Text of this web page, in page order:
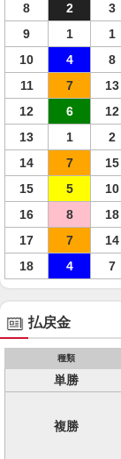
8
2 3
9
1 1
10
4 8
11
7 13
12
6 12
13
1 2
14
7 15
15
5 10
16
8 18
17
7 14
18
4 7
払戻金
種類
単勝
複勝